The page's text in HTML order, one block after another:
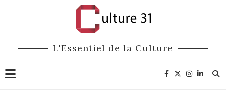
L'Essentiel de la Culture